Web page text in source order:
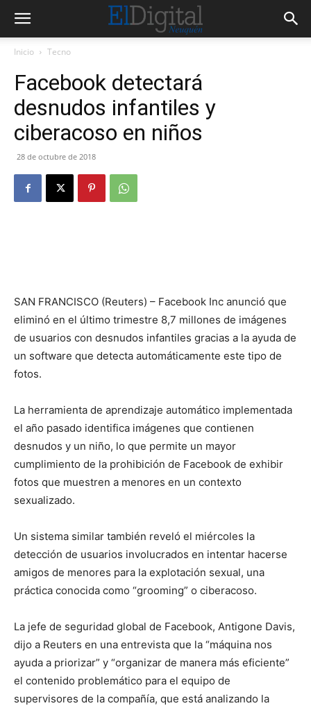
Inicio Tecno
Facebook detectará
desnudos infantiles y
ciberacoso en niños
28 de octubre de 2018
SAN FRANCISCO (Reuters) – Facebook Inc anunció que
eliminó en el último trimestre 8,7 millones de imágenes
de usuarios con desnudos infantiles gracias a la ayuda de
un software que detecta automáticamente este tipo de
fotos.
La herramienta de aprendizaje automático implementada
el año pasado identifica imágenes que contienen
desnudos y un niño, lo que permite un mayor
cumplimiento de la prohibición de Facebook de exhibir
fotos que muestren a menores en un contexto
sexualizado.
Un sistema similar también reveló el miércoles la
detección de usuarios involucrados en intentar hacerse
amigos de menores para la explotación sexual, una
práctica conocida como “grooming” o ciberacoso.
La jefe de seguridad global de Facebook, Antigone Davis,
dijo a Reuters en una entrevista que la “máquina nos
ayuda a priorizar” y “organizar de manera más eficiente”
el contenido problemático para el equipo de
supervisores de la compañía, que está analizando la